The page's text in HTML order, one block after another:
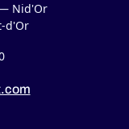
Nid'Or
d'Or